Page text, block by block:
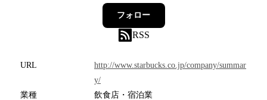
フォロー
RSS
URL
http://www.starbucks.co.jp/company/summar
y/
業種
飲食店・宿泊業